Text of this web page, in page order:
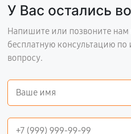
У Вас остались
Напишите или позвоните нам
бесплатную консультацию
вопросу.